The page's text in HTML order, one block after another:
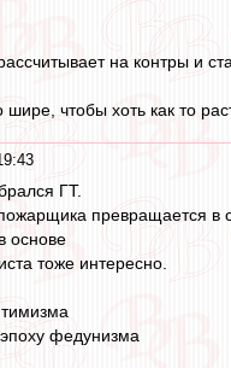
на контры и
чтобы хоть как то
ГТ.
превращается в
основе
тоже интересно.
федунизма